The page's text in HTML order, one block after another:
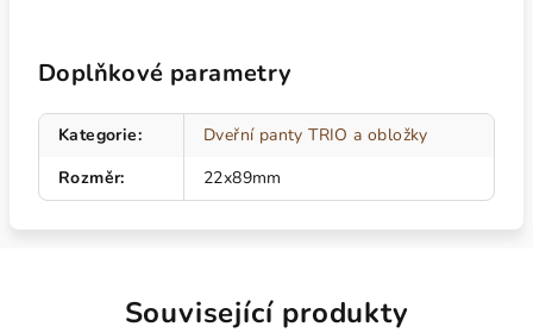
Doplňkové parametry
Kategorie:
Dveřní panty TRIO a obložky
Rozměr: 22x89mm
Související produkty